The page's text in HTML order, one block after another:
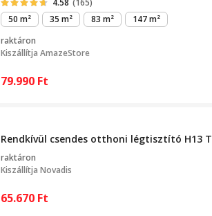
4.58 (165)
50 m²
35 m² 83 m²
147 m²
raktáron
Kiszállítja AmazeStore
79.990 Ft
Rendkívül csendes otthoni légtisztító H13
raktáron
Kiszállítja Novadis
65.670 Ft